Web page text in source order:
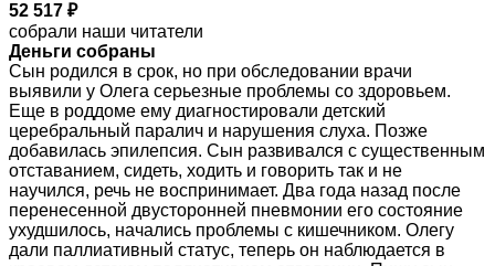
52 517 ₽
собрали наши читатели
Деньги собраны
Сын родился в срок, но при обследовании врачи
выявили у Олега серьезные проблемы со здоровьем.
Еще в роддоме ему диагностировали детский
церебральный паралич и нарушения слуха. Позже
добавилась эпилепсия. Сын развивался с существенным
отставанием, сидеть, ходить и говорить так и не
научился, речь не воспринимает. Два года назад после
перенесенной двусторонней пневмонии его состояние
ухудшилось, начались проблемы с кишечником. Олегу
дали паллиативный статус, теперь он наблюдается в